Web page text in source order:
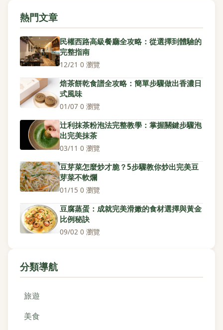
熱門文章
民權西路高級餐廳全攻略：從選擇到體驗的
完整指南
12/21 ·0 瀏覽
焙茶餅乾食譜全攻略：簡單步驟做出香濃日
式風味
01/07·0 瀏覽
辻利抹茶粉泡法完整教學：掌握關鍵步驟泡
出完美抹茶
03/11 ·0 瀏覽
豆芽菜怎麼炒才脆？5步驟教你炒出完美豆
芽菜不軟爛
01/15·0 瀏覽
豆腐蒸蛋：成就完美滑嫩的食材選擇與黃金
比例秘訣
09/02·0 瀏覽
分類導航
旅遊
美食